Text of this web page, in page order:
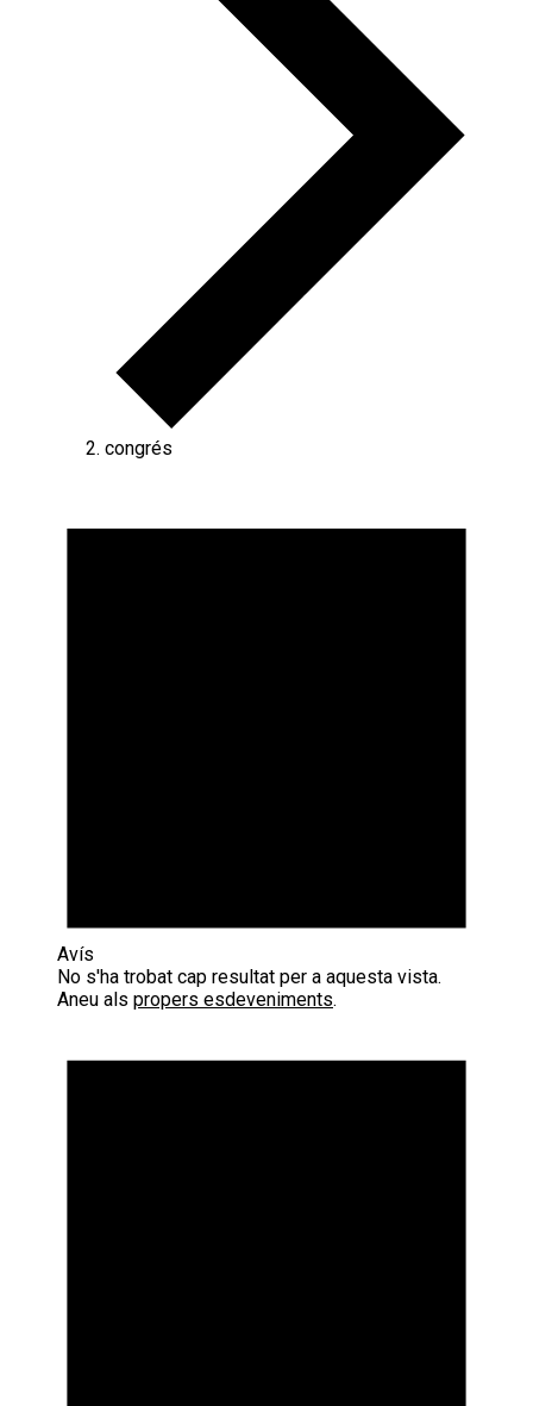
congrés
Avís
No s'ha trobat cap resultat per a aquesta vista.
Aneu als propers esdeveniments.